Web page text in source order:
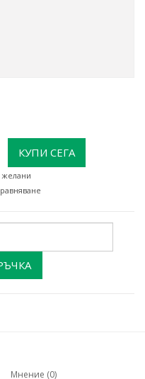
КУПИ СЕГА
желани
Мнение (0)